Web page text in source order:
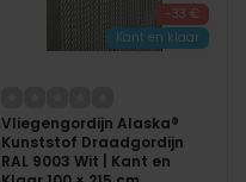
-33 €
Kant en klaar
Vliegengordijn Alaska®
Kunststof Draadgordijn
RAL 9003 Wit | Kant en